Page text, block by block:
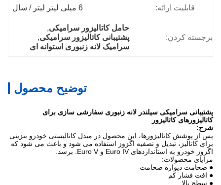
قابلیت ارائه: 6 میلی لیتر لیتر / سال
برجسته کردن:
حامل کاتالیزور سرامیکی ,
پشتیبانی کاتالیزور سرامیکی ,
سرامیک لانه زنبوری استوانه ای
توضیح محصول
پشتیبانی سرامیکی سیلندر لانه زنبوری سفارشی سازی برای
کاتالیزورهای کاتالیزور
شرح:
پس از پوشش کاتالیزورها، این محصول در مبدل کاتالیستی خودرو بنزینی
برای کاتالیز، تبدیل و تصفیه اگزوز استفاده می شود و باعث می شود که
اگزوز خودرو به استانداردهای Euro IV و Euro V. برسد.
مزایای محصولات:
● ضخامت دیواره ضخامت
● افت فشار کم
● سطح بالا